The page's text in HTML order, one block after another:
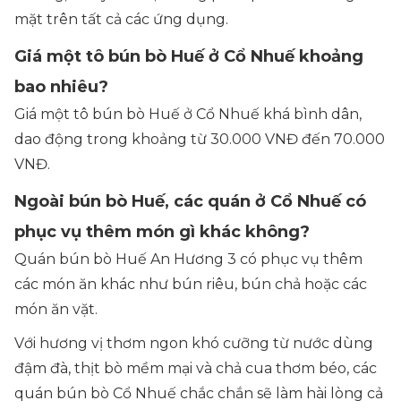
mặt trên tất cả các ứng dụng.
Giá một tô bún bò Huế ở Cổ Nhuế khoảng
bao nhiêu?
Giá một tô bún bò Huế ở Cổ Nhuế khá bình dân,
dao động trong khoảng từ 30.000 VNĐ đến 70.000
VNĐ.
Ngoài bún bò Huế, các quán ở Cổ Nhuế có
phục vụ thêm món gì khác không?
Quán bún bò Huế An Hương 3 có phục vụ thêm
các món ăn khác như bún riêu, bún chả hoặc các
món ăn vặt.
Với hương vị thơm ngon khó cưỡng từ nước dùng
đậm đà, thịt bò mềm mại và chả cua thơm béo, các
quán bún bò Cổ Nhuế chắc chắn sẽ làm hài lòng cả